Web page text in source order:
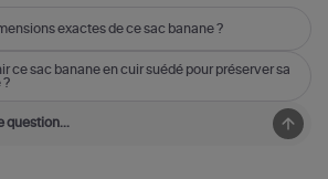
exactes de ce sac banane ?
ce sac banane en cuir suédé pour préserver sa
?